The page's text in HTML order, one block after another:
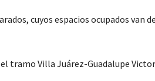
cuyos espacios ocupados van
tramo Villa Juárez-Guadalupe